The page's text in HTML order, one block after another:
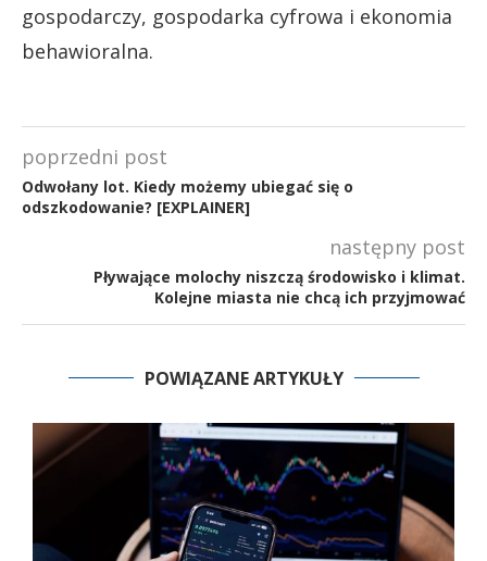
gospodarczy, gospodarka cyfrowa i ekonomia
behawioralna.
poprzedni post
Odwołany lot. Kiedy możemy ubiegać się o
odszkodowanie? [EXPLAINER]
następny post
Pływające molochy niszczą środowisko i klimat.
Kolejne miasta nie chcą ich przyjmować
POWIĄZANE ARTYKUŁY